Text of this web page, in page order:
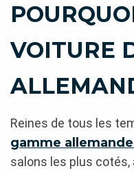
VOITURE
Reines de tous les
gamme
salons les plus cotés,